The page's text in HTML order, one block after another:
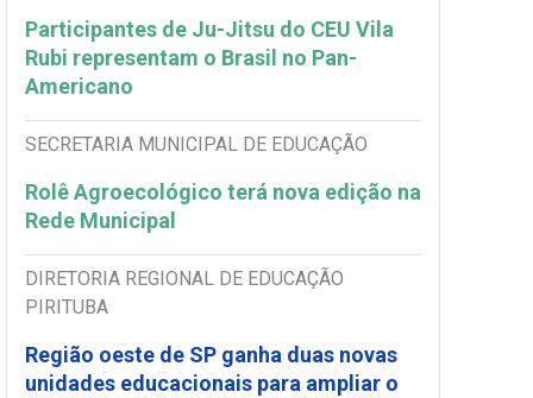
Participantes de Ju-Jitsu do CEU Vila
Rubi representam o Brasil no Pan-
Americano
SECRETARIA MUNICIPAL DE EDUCAÇÃO
Rolê Agroecológico terá nova edição na
Rede Municipal
DIRETORIA REGIONAL DE EDUCAÇÃO
PIRITUBA
Região oeste de SP ganha duas novas
unidades educacionais para ampliar o